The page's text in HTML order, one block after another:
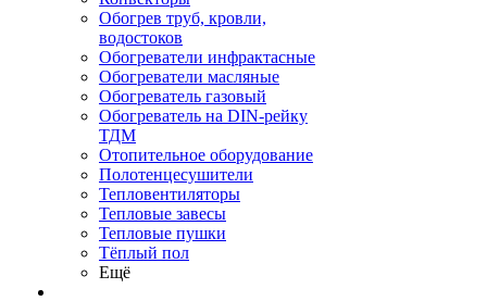
Обогрев труб, кровли,
водостоков
Обогреватели инфрактасные
Обогреватели масляные
Обогреватель газовый
Обогреватель на DIN-рейку
ТДМ
Отопительное оборудование
Полотенцесушители
Тепловентиляторы
Тепловые завесы
Тепловые пушки
Тёплый пол
Ещё